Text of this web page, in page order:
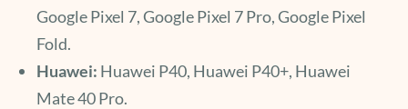
Google Pixel 7, Google Pixel 7 Pro, Google Pixel
Fold.
Huawei: Huawei P40, Huawei P40+, Huawei
Mate 40 Pro.